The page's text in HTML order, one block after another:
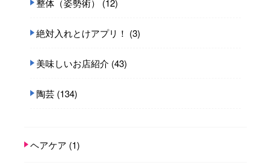
絶対入れとけアプリ！ (3)
美味しいお店紹介 (43)
陶芸 (134)
ヘアケア (1)